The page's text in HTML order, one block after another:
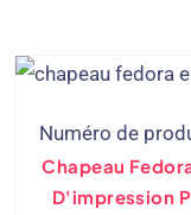
Numéro de
Chapeau
D'impression